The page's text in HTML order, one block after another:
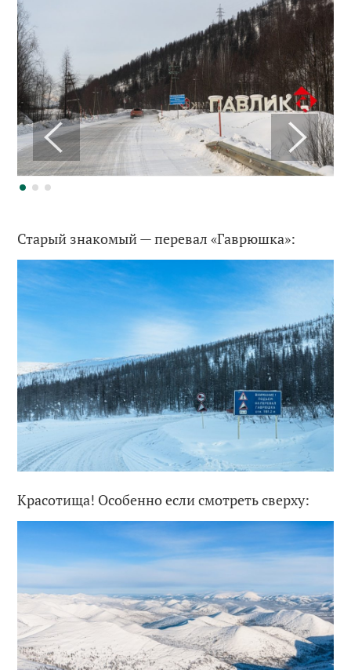
Старый знакомый — перевал «Гаврюшка»:
Красотища! Особенно если смотреть сверху: